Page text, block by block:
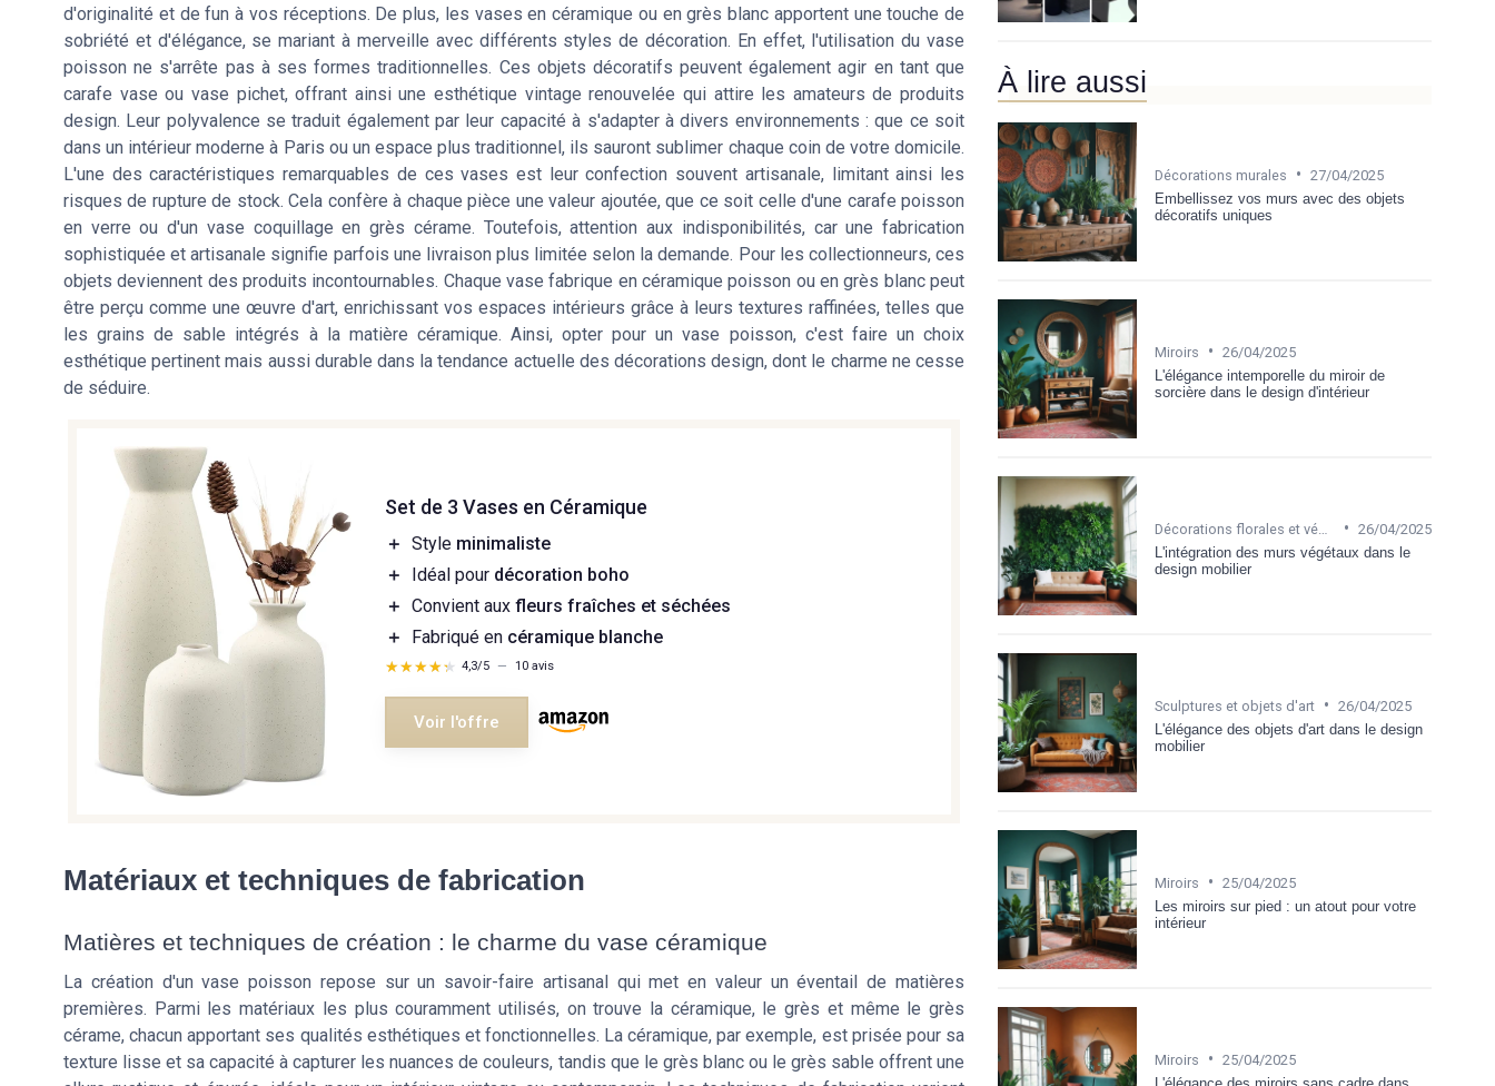
d'originalité et de fun à vos réceptions. De plus, les vases en céramique ou en grès blanc apportent une touche de
sobriété et d'élégance, se mariant à merveille avec différents styles de décoration. En effet, l'utilisation du vase
poisson ne s'arrête pas à ses formes traditionnelles. Ces objets décoratifs peuvent également agir en tant que
carafe vase ou vase pichet, offrant ainsi une esthétique vintage renouvelée qui attire les amateurs de produits
design. Leur polyvalence se traduit également par leur capacité à s'adapter à divers environnements : que ce soit
dans un intérieur moderne à Paris ou un espace plus traditionnel, ils sauront sublimer chaque coin de votre domicile.
L'une des caractéristiques remarquables de ces vases est leur confection souvent artisanale, limitant ainsi les
risques de rupture de stock. Cela confère à chaque pièce une valeur ajoutée, que ce soit celle d'une carafe poisson
en verre ou d'un vase coquillage en grès cérame. Toutefois, attention aux indisponibilités, car une fabrication
sophistiquée et artisanale signifie parfois une livraison plus limitée selon la demande. Pour les collectionneurs, ces
objets deviennent des produits incontournables. Chaque vase fabrique en céramique poisson ou en grès blanc peut
être perçu comme une œuvre d'art, enrichissant vos espaces intérieurs grâce à leurs textures raffinées, telles que
les grains de sable intégrés à la matière céramique. Ainsi, opter pour un vase poisson, c'est faire un choix
esthétique pertinent mais aussi durable dans la tendance actuelle des décorations design, dont le charme ne cesse
de séduire.
Set de 3 Vases en Céramique
＋ Style minimaliste
＋
Idéal pour décoration boho
＋ Convient auxfleurs fraîches et séchées
＋
Fabriqué en céramique blanche
★★★★★
★★★★★ 4,3/5 — 10 avis
Voir l'offre
Matériaux et techniques de fabrication
Matières et techniques de création : le charme du vase céramique
La création d'un vase poisson repose sur un savoir-faire artisanal qui met en valeur un éventail de matières
premières. Parmi les matériaux les plus couramment utilisés, on trouve la céramique, le grès et même le grès
cérame, chacun apportant ses qualités esthétiques et fonctionnelles. La céramique, par exemple, est prisée pour sa
texture lisse et sa capacité à capturer les nuances de couleurs, tandis que le grès blanc ou le grès sable offrent une
À lire aussi
Décorations murales • 27/04/2025
Embellissez vos murs avec des objets
décoratifs uniques
Miroirs • 26/04/2025
L'élégance intemporelle du miroir de
sorcière dans le design d'intérieur
• 26/04/2025
L'intégration des murs végétaux dans le
design mobilier
Sculptures et objets d'art • 26/04/2025
L'élégance des objets d'art dans le design
mobilier
Miroirs • 25/04/2025
Les miroirs sur pied : un atout pour votre
intérieur
Miroirs • 25/04/2025